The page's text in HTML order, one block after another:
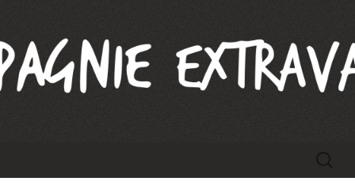
Compagnie Extravague